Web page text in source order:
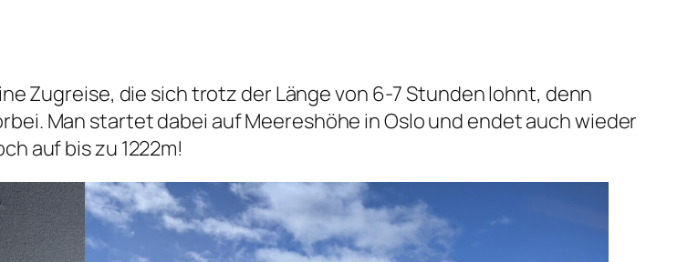
Zugreise, die sich trotz der Länge von 6-7 Stunden lohnt, denn
Man startet dabei auf Meereshöhe in Oslo und endet auch wieder
auf bis zu 1222m!